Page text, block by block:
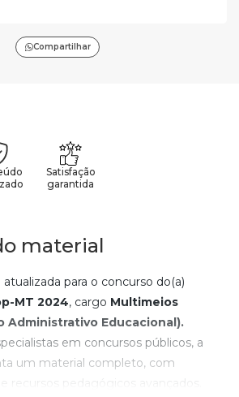
Compartilhar
Satisfação
garantida
material
para o concurso do(a)
MT 2024, cargo Multimeios
Administrativo Educacional).
em concursos públicos, a
um material completo, com
recursos pedagógicos avançados.